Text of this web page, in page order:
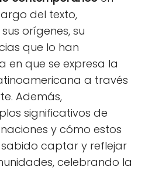
del texto,
orígenes, su
que lo han
en que se expresa la
a través
Además,
significativos de
y cómo estos
captar y reflejar
celebrando la